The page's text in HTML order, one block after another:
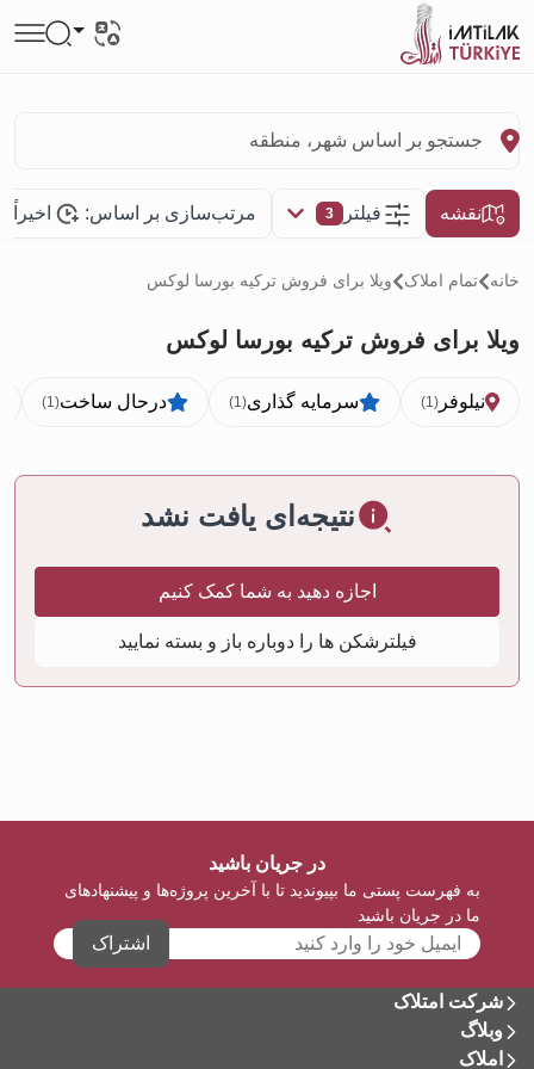
نقشه فیلتر 3 مرتب‌سازی بر اساس: اخیراً
خانه تمام املاک ویلا برای فروش تركيه بورسا لوکس
ویلا برای فروش تركيه بورسا لوکس
نيلوفر (1) سرمایه گذاری(1) درحال ساخت(1)
نتیجه‌ای یافت نشد
فیلترشکن ها را دوباره باز و بسته نمایید
اجازه دهید به شما کمک کنیم
در جریان باشید
به فهرست پستی ما بپیوندید تا با آخرین پروژه‌ها و پیشنهادهای
ما در جریان باشید
اشتراک
شرکت امتلاک
وبلاگ
املاک